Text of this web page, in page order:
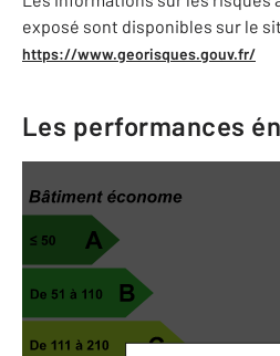
exposé sont disponibles sur le
https://www.georisques.gouv.fr/
Les performances